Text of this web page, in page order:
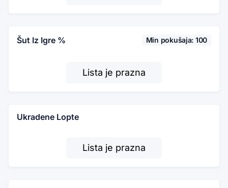
Šut Iz Igre % Min pokušaja: 100
Lista je prazna
Ukradene Lopte
Lista je prazna